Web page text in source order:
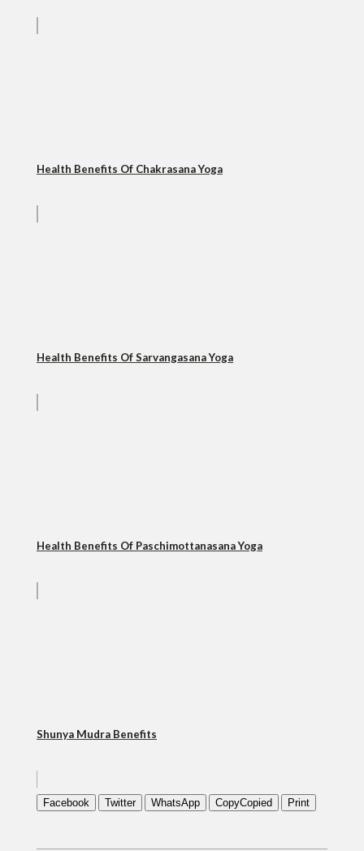
Health Benefits Of Chakrasana Yoga
Health Benefits Of Sarvangasana Yoga
Health Benefits Of Paschimottanasana Yoga
Shunya Mudra Benefits
Facebook Twitter WhatsApp CopyCopied Print